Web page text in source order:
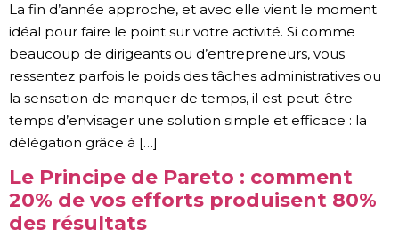
La fin d’année approche, et avec elle vient le moment
idéal pour faire le point sur votre activité. Si comme
beaucoup de dirigeants ou d’entrepreneurs, vous
ressentez parfois le poids des tâches administratives ou
la sensation de manquer de temps, il est peut-être
temps d’envisager une solution simple et efficace : la
délégation grâce à […]
Le Principe de Pareto : comment
20% de vos efforts produisent 80%
des résultats